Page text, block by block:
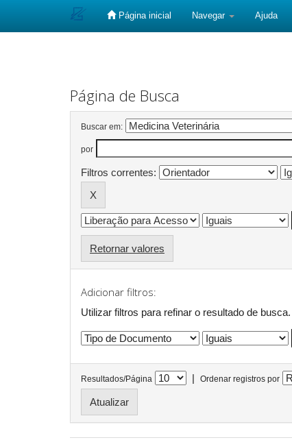
Página inicial Navegar Ajuda
Página de Busca
Buscar em:
por
Filtros correntes:
Retornar valores
Adicionar filtros:
Utilizar filtros para refinar o resultado de busca.
Resultados/Página | Ordenar registros por